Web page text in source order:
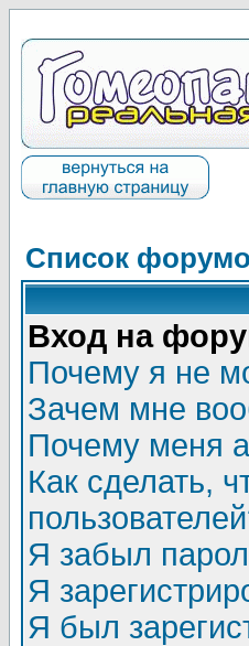
Список
Вход на
Почему я не
Зачем мне
Почему меня
Как сделать,
Я забыл
Я
Я был